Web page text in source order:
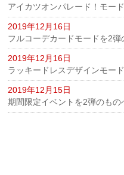
アイカツオンパレード！モー
2019年12月16日
フルコーデカードモードを2弾
2019年12月16日
ラッキードレスデザインモー
2019年12月15日
期間限定イベントを2弾のもの